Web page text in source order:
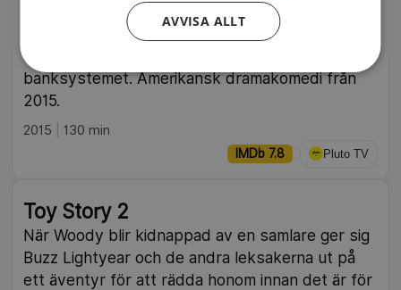
The Big Short
En liten grupp finansmän upptäcker sprickorna i
bostadsmarknaden och satsar mot hela
banksystemet. Amerikansk dramakomedi från
2015.
2015 130 min
IMDb 7.8 Pluto TV
Toy Story 2
När Woody blir kidnappad av en samlare ger sig
Buzz Lightyear och de andra leksakerna ut på
ett äventyr för att rädda honom innan det är för
AVVISA ALLT